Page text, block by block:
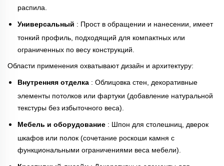
распила.
Универсальный : Прост в обращении и нанесении, имеет
тонкий профиль, подходящий для компактных или
ограниченных по весу конструкций.
Области применения охватывают дизайн и архитектуру:
Внутренняя отделка : Облицовка стен, декоративные
элементы потолков или фартуки (добавление натуральной
текстуры без избыточного веса).
Мебель и оборудование : Шпон для столешниц, дверок
шкафов или полок (сочетание роскоши камня с
функциональными ограничениями веса мебели).